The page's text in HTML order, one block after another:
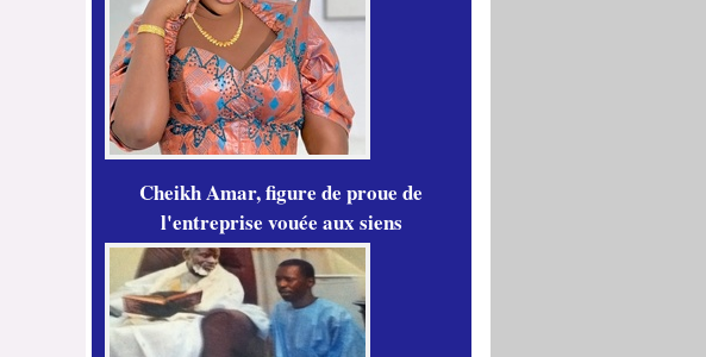
Cheikh Amar, figure de proue de
l'entreprise vouée aux siens